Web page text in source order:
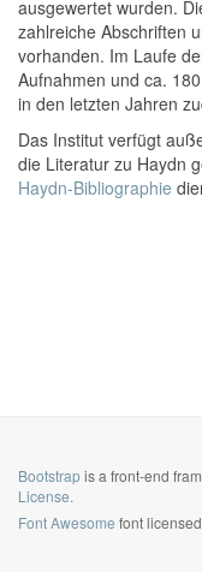
ausgewertet wurden.
zahlreiche Abschriften
vorhanden. Im Laufe
Aufnahmen und ca.
in den letzten Jahren
Das Institut verfügt
die Literatur zu Haydn
Haydn-Bibliographie
Bootstrapis a front-end
License.
Font Awesome font